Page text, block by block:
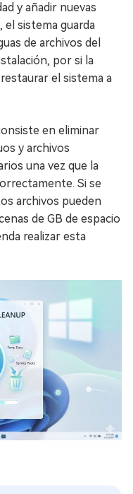
y añadir nuevas
sistema guarda
de archivos del
por si la
el sistema a
en eliminar
y archivos
una vez que la
Si se
archivos pueden
de GB de espacio
realizar esta